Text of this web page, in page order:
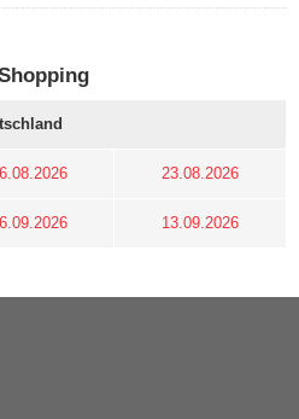
23.08.2026
13.09.2026